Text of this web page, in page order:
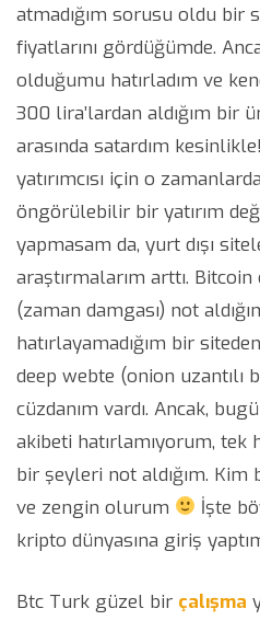
atmadığım sorusu oldu bir
fiyatlarını gördüğümde.
olduğumu hatırladım ve
300 lira’lardan aldığım bir
arasında satardım
yatırımcısı için o
öngörülebilir bir yatırım
yapmasam da, yurt dışı
araştırmalarım arttı.
(zaman damgası) not
hatırlayamadığım bir
deep webte (onion uzantılı
cüzdanım vardı. Ancak,
akibeti hatırlamıyorum, tek
bir şeyleri not aldığım.
ve zengin olurum
İşte
kripto dünyasına giriş
Btc Turk güzel bir çalışma